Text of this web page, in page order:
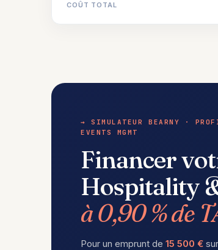
COÛT TOTAL
→ SIMULATEUR BEARNY ·
EVENTS MGMT
Financer
Hospitality
à 0,90 % de
Pour un emprunt de 15 500 €